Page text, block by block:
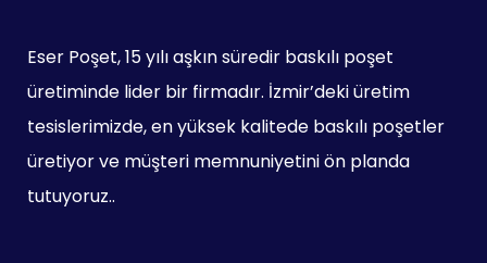
Eser Poşet, 15 yılı aşkın süredir baskılı poşet
üretiminde lider bir firmadır. İzmir’deki üretim
tesislerimizde, en yüksek kalitede baskılı poşetler
üretiyor ve müşteri memnuniyetini ön planda
tutuyoruz..